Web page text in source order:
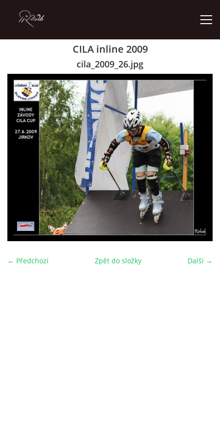
GALERIE
KONTAKT
© 2026 eStránky.cz
CILA inline 2009
cila_2009_26.jpg
← Předchozí Další →
Zpět do složky